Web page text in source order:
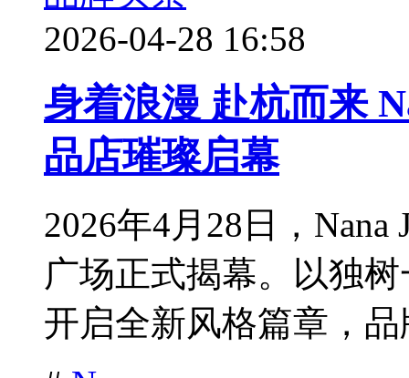
2026-04-28 16:58
身着浪漫 赴杭而来
品店璀璨启幕
2026年4月28日，Nana
广场正式揭幕。以独
开启全新风格篇章，品